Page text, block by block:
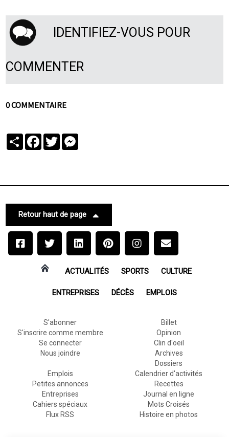
IDENTIFIEZ-VOUS POUR
COMMENTER
0 COMMENTAIRE
PartagerFacebook
Twitter
Retour haut de page
ACTUALITÉS SPORTS CULTURE
ENTREPRISES DÉCÈS EMPLOIS
S'abonner
S'inscrire comme membre
Se connecter
Nous joindre
Billet
Opinion
Clin d'oeil
Archives
Dossiers
Emplois
Petites annonces
Entreprises
Cahiers spéciaux
Flux RSS
Calendrier d'activités
Recettes
Journal en ligne
Mots Croisés
Histoire en photos